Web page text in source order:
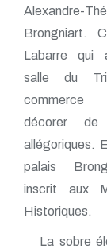
Alexandre-
Brongniart.
Labarre qui
salle du
décorer de
allégoriques.
palais
inscrit aux
Historiques.
La sobre